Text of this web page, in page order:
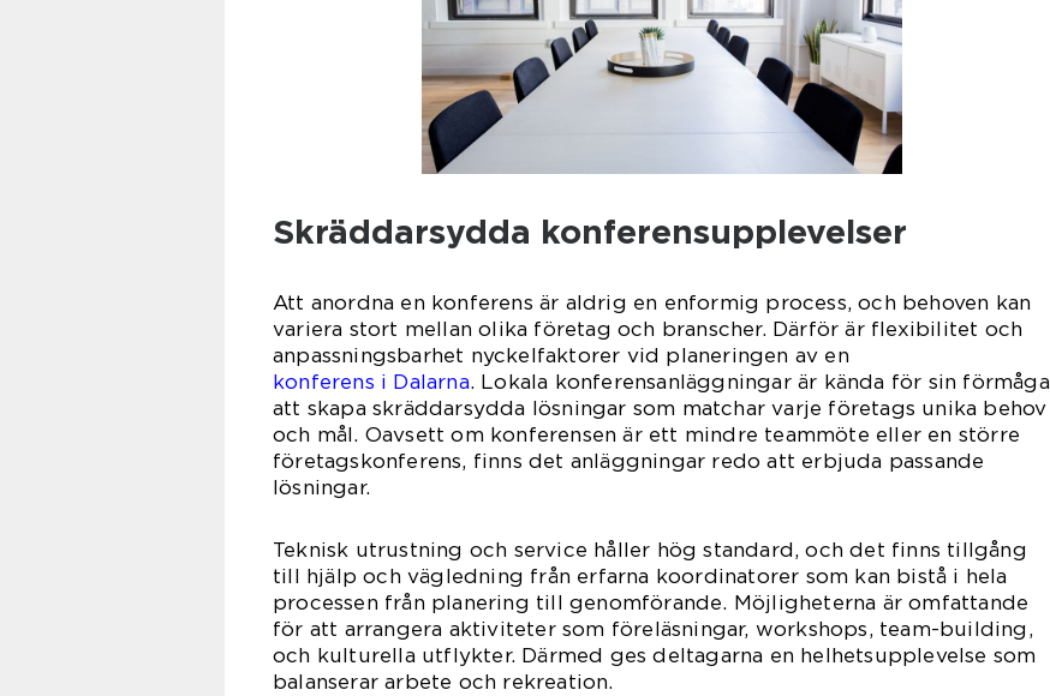
Skräddarsydda konferensupplevelser
Att anordna en konferens är aldrig en enformig process, och behoven kan
variera stort mellan olika företag och branscher. Därför är flexibilitet och
anpassningsbarhet nyckelfaktorer vid planeringen av en
konferens i Dalarna. Lokala konferensanläggningar är kända för sin förmåga
att skapa skräddarsydda lösningar som matchar varje företags unika behov
och mål. Oavsett om konferensen är ett mindre teammöte eller en större
företagskonferens, finns det anläggningar redo att erbjuda passande
lösningar.
Teknisk utrustning och service håller hög standard, och det finns tillgång
till hjälp och vägledning från erfarna koordinatorer som kan bistå i hela
processen från planering till genomförande. Möjligheterna är omfattande
för att arrangera aktiviteter som föreläsningar, workshops, team-building,
och kulturella utflykter. Därmed ges deltagarna en helhetsupplevelse som
balanserar arbete och rekreation.